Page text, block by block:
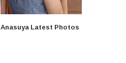
Anasuya Latest Photos